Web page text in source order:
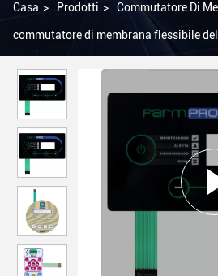
Casa > Prodotti > Commutatore Di
commutatore di membrana flessibile